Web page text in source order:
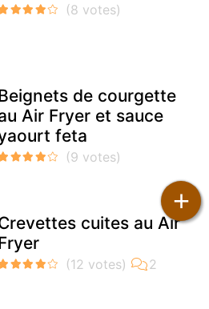
de courgette
Air Fryer et sauce
feta
cuites au Air
+